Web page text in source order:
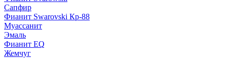
Сапфир
Фианит Swarovski Кр-88
Муассанит
Эмаль
Фианит EQ
Жемчуг